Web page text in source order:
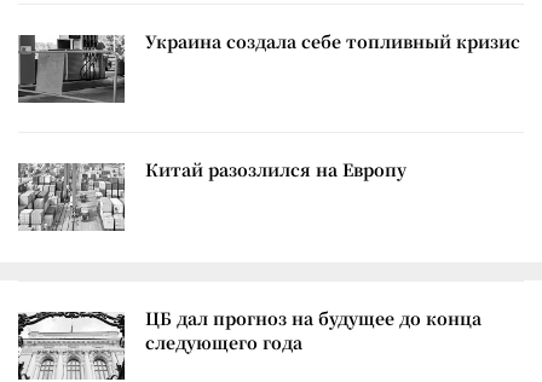
Украина создала себе топливный кризис
Китай разозлился на Европу
ЦБ дал прогноз на будущее до конца
следующего года